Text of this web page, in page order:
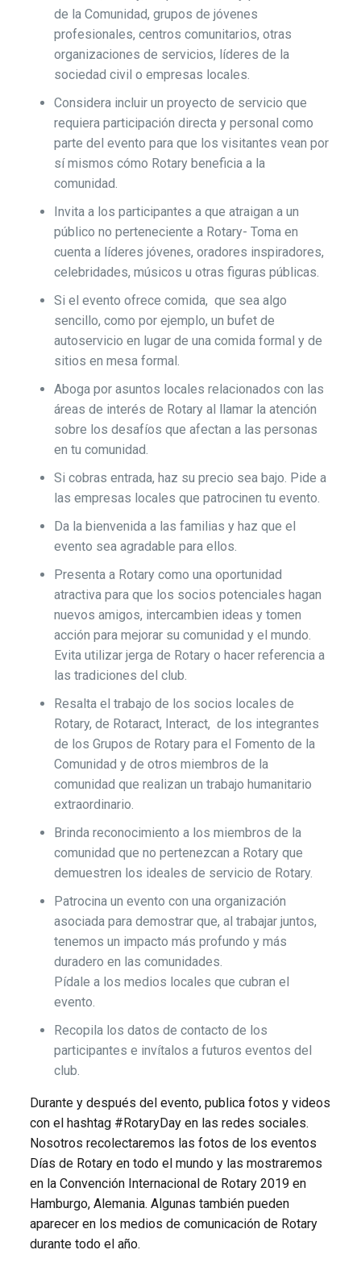
de la Comunidad, grupos de jóvenes
profesionales, centros comunitarios, otras
organizaciones de servicios, líderes de la
sociedad civil o empresas locales.
Considera incluir un proyecto de servicio que
requiera participación directa y personal como
parte del evento para que los visitantes vean por
sí mismos cómo Rotary beneficia a la
comunidad.
Invita a los participantes a que atraigan a un
público no perteneciente a Rotary- Toma en
cuenta a líderes jóvenes, oradores inspiradores,
celebridades, músicos u otras figuras públicas.
Si el evento ofrece comida, que sea algo
sencillo, como por ejemplo, un bufet de
autoservicio en lugar de una comida formal y de
sitios en mesa formal.
Aboga por asuntos locales relacionados con las
áreas de interés de Rotary al llamar la atención
sobre los desafíos que afectan a las personas
en tu comunidad.
Si cobras entrada, haz su precio sea bajo. Pide a
las empresas locales que patrocinen tu evento.
Da la bienvenida a las familias y haz que el
evento sea agradable para ellos.
Presenta a Rotary como una oportunidad
atractiva para que los socios potenciales hagan
nuevos amigos, intercambien ideas y tomen
acción para mejorar su comunidad y el mundo.
Evita utilizar jerga de Rotary o hacer referencia a
las tradiciones del club.
Resalta el trabajo de los socios locales de
Rotary, de Rotaract, Interact, de los integrantes
de los Grupos de Rotary para el Fomento de la
Comunidad y de otros miembros de la
comunidad que realizan un trabajo humanitario
extraordinario.
Brinda reconocimiento a los miembros de la
comunidad que no pertenezcan a Rotary que
demuestren los ideales de servicio de Rotary.
Patrocina un evento con una organización
asociada para demostrar que, al trabajar juntos,
tenemos un impacto más profundo y más
duradero en las comunidades.
Pídale a los medios locales que cubran el
evento.
Recopila los datos de contacto de los
participantes e invítalos a futuros eventos del
club.
Durante y después del evento, publica fotos y videos
con el hashtag #RotaryDay en las redes sociales.
Nosotros recolectaremos las fotos de los eventos
Días de Rotary en todo el mundo y las mostraremos
en la Convención Internacional de Rotary 2019 en
Hamburgo, Alemania. Algunas también pueden
aparecer en los medios de comunicación de Rotary
durante todo el año.